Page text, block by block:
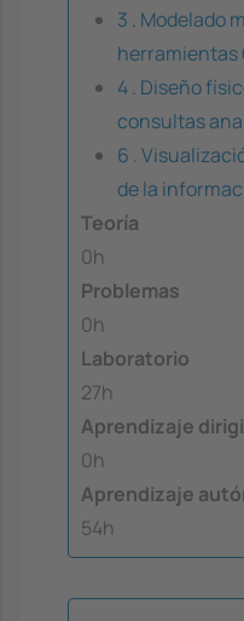
3 . Modelado
herramientas
4 . Diseño
consultas
6 .
de la
Teoría
0h
Problemas
0h
Laboratorio
27h
Aprendizaje
0h
Aprendizaje
54h